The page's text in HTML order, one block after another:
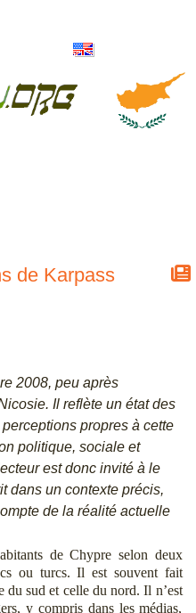
de Karpass
2008, peu après
Il reflète un état des
propres à cette
politique, sociale et
est donc invité à le
dans un contexte précis,
de la réalité actuelle
de Chypre selon deux
ou turcs. Il est souvent fait
du sud et celle du nord. Il n’est
y compris dans les médias,